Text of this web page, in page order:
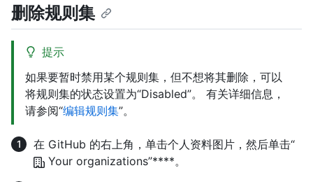
删除规则集
提示
如果要暂时禁用某个规则集，但不想将其删除，可以
将规则集的状态设置为“Disabled”。 有关详细信息，
请参阅“编辑规则集”。
在 GitHub 的右上角，单击个人资料图片，然后单击“
Your organizations”****。